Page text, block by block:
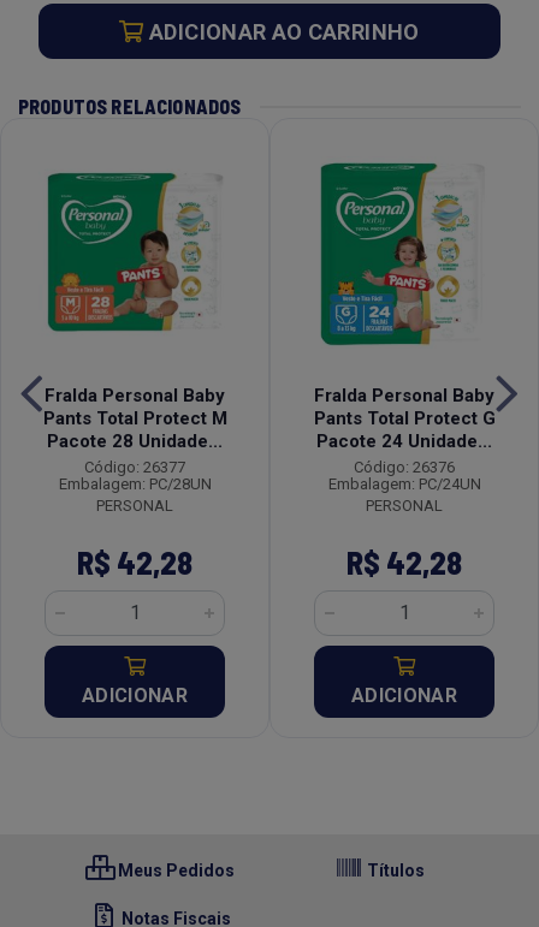
ADICIONAR AO CARRINHO
PRODUTOS RELACIONADOS
Fralda Personal Baby
Pants Total Protect M
Pacote 28 Unidade...
Código: 26377
Embalagem: PC/28UN
PERSONAL
R$ 42,28
ADICIONAR
Fralda Personal Baby
Pants Total Protect G
Pacote 24 Unidade...
Código: 26376
Embalagem: PC/24UN
PERSONAL
R$ 42,28
ADICIONAR
Meus Pedidos Títulos
Notas Fiscais